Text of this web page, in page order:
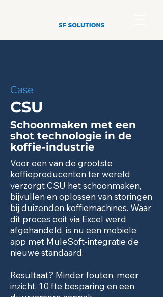
Case
CSU
Schoonmaken met een
shot technologie in de
koffie-industrie
Voor een van de grootste
koffieproducenten ter wereld
verzorgt CSU het schoonmaken,
bijvullen en oplossen van storingen
bij duizenden koffiemachines. Waar
dit proces ooit via Excel werd
afgehandeld, is nu een mobiele
app met MuleSoft-integratie de
nieuwe standaard.
Resultaat? Minder fouten, meer
inzicht, 10 fte besparing en een